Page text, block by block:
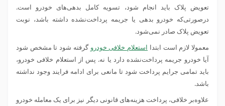
تعویض پلاک باید انجام شود، تسویه کامل بدهی‌های خودرو است.
درصورتی‌که خودرو بدهی یا جریمه پرداخت‌نشده داشته باشد، نوبت
تعویض پلاک صادر نمی‌شود.
معمولا لازم است ابتدا استعلام خلافی خودرو گرفته شود تا مشخص شود
آیا خودرو جریمه پرداخت‌نشده دارد یا نه. پس از استعلام خلافی خودرو،
باید تمامی جرایم پرداخت شود تا مانعی برای ادامه فرایند وجود نداشته
باشد.
علاوه‌بر خلافی، پرداخت هزینه‌های قانونی دیگر نیز برای یک معامله خودرو